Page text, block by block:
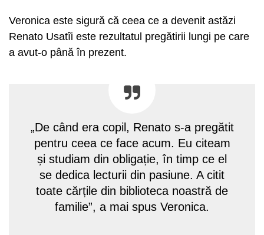
Veronica este sigură că ceea ce a devenit astăzi
Renato Usatîi este rezultatul pregătirii lungi pe care
a avut-o până în prezent.
„De când era copil, Renato s-a pregătit
pentru ceea ce face acum. Eu citeam
și studiam din obligație, în timp ce el
se dedica lecturii din pasiune. A citit
toate cărțile din biblioteca noastră de
familie”, a mai spus Veronica.